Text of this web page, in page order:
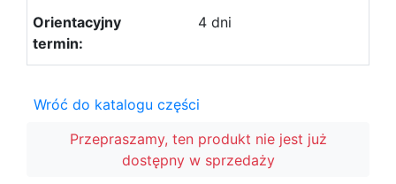
4 dni
Wróć do katalogu części
Przepraszamy, ten produkt nie jest już
dostępny w sprzedaży